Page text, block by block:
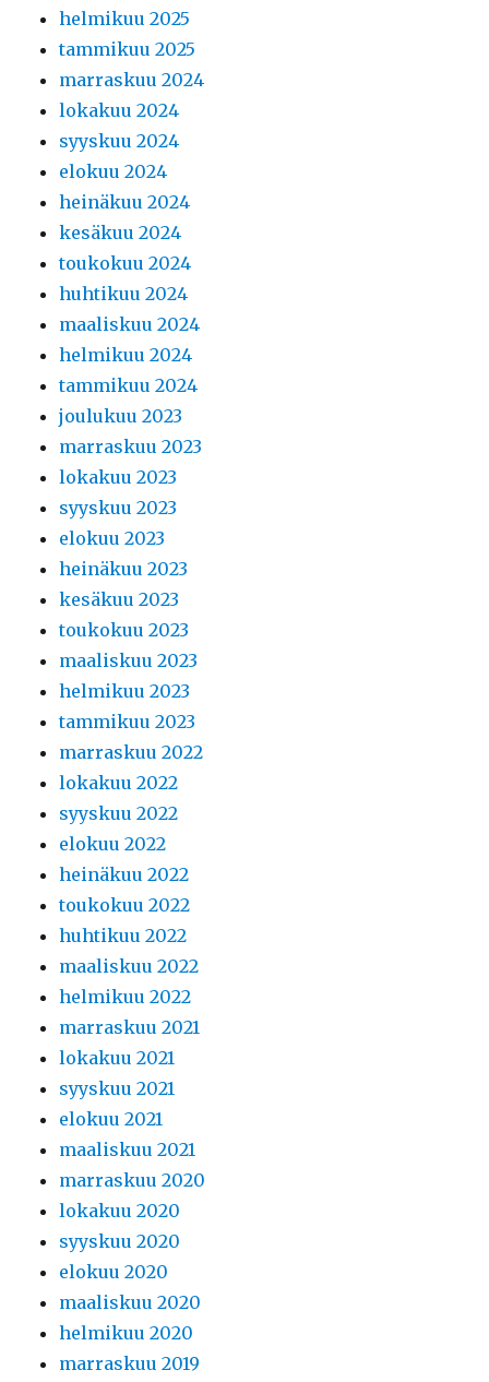
helmikuu 2025
tammikuu 2025
marraskuu 2024
lokakuu 2024
syyskuu 2024
elokuu 2024
heinäkuu 2024
kesäkuu 2024
toukokuu 2024
huhtikuu 2024
maaliskuu 2024
helmikuu 2024
tammikuu 2024
joulukuu 2023
marraskuu 2023
lokakuu 2023
syyskuu 2023
elokuu 2023
heinäkuu 2023
kesäkuu 2023
toukokuu 2023
maaliskuu 2023
helmikuu 2023
tammikuu 2023
marraskuu 2022
lokakuu 2022
syyskuu 2022
elokuu 2022
heinäkuu 2022
toukokuu 2022
huhtikuu 2022
maaliskuu 2022
helmikuu 2022
marraskuu 2021
lokakuu 2021
syyskuu 2021
elokuu 2021
maaliskuu 2021
marraskuu 2020
lokakuu 2020
syyskuu 2020
elokuu 2020
maaliskuu 2020
helmikuu 2020
marraskuu 2019